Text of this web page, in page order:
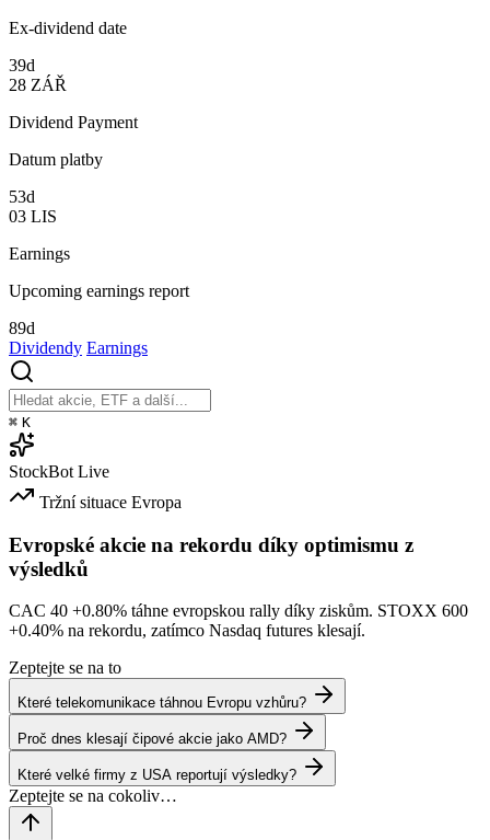
Ex-dividend date
39d
28 ZÁŘ
Dividend Payment
Datum platby
53d
03 LIS
Earnings
Upcoming earnings report
89d
Dividendy Earnings
⌘ K
StockBot Live
Tržní situace Evropa
Evropské akcie na rekordu díky optimismu z
výsledků
CAC 40 +0.80% táhne evropskou rally díky ziskům. STOXX 600
+0.40% na rekordu, zatímco Nasdaq futures klesají.
Zeptejte se na to
Které telekomunikace táhnou Evropu vzhůru?
Proč dnes klesají čipové akcie jako AMD?
Které velké firmy z USA reportují výsledky?